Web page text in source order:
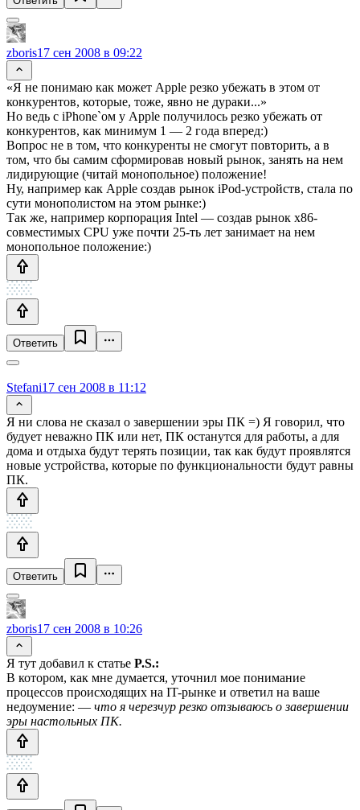
zboris17 сен 2008 в 09:22
«Я не понимаю как может Apple резко убежать в этом от
конкурентов, которые, тоже, явно не дураки...»
Но ведь с iPhone`ом у Apple получилось резко убежать от
конкурентов, как минимум 1 — 2 года вперед:)
Вопрос не в том, что конкуренты не смогут повторить, а в
том, что бы самим сформировав новый рынок, занять на нем
лидирующие (читай монопольное) положение!
Ну, например как Apple создав рынок iPod-устройств, стала по
сути монополистом на этом рынке:)
Так же, например корпорация Intel — создав рынок x86-
совместимых CPU уже почти 25-ть лет занимает на нем
монопольное положение:)
Ответить
Stefani17 сен 2008 в 11:12
Я ни слова не сказал о завершении эры ПК =) Я говорил, что
будует неважно ПК или нет, ПК останутся для работы, а для
дома и отдыха будут терять позиции, так как будут проявлятся
новые устройства, которые по функциональности будут равны
ПК.
Ответить
zboris17 сен 2008 в 10:26
Я тут добавил к статье P.S.:
В котором, как мне думается, уточнил мое понимание
процессов происходящих на IT-рынке и ответил на ваше
недоумение: — что я черезчур резко отзываюсь о завершении
эры настольных ПК.